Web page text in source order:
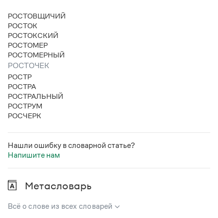
Монологи
Интервью
Лекции и подкасты
Рекомендуем
Учебник Грамоты
Правила русского языка: от азов до тонкостей
Интерактивные упражнения: от простого к сложному
Издательство
Словари
Научпоп
Все книги
РОСТОВЩИЧИЙ
РОСТОК
РОСТОКСКИЙ
РОСТОМЕР
РОСТОМЕРНЫЙ
РОСТОЧЕК
РОСТР
РОСТРА
РОСТРАЛЬНЫЙ
РОСТРУМ
РОСЧЕРК
Нашли ошибку в словарной статье?
Напишите нам
Метасловарь
Всё о слове из всех словарей